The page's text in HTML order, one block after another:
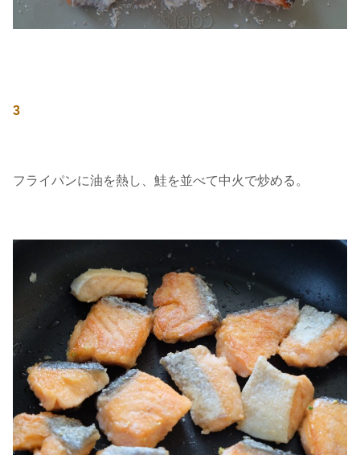
3
フライパンに油を熱し、鮭を並べて中火で炒める。